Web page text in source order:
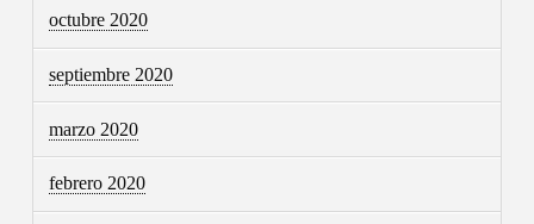
octubre 2020
septiembre 2020
marzo 2020
febrero 2020